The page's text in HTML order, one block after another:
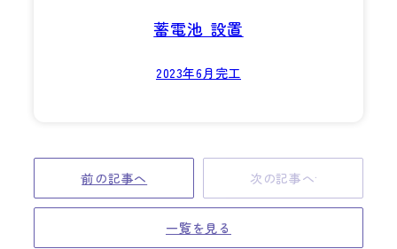
蓄電池 設置
2023年6月完工
前の記事へ
一覧を見る
次の記事へ